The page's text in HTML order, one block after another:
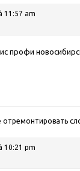
11:57 am
профи
отремонтировать
10:21 pm